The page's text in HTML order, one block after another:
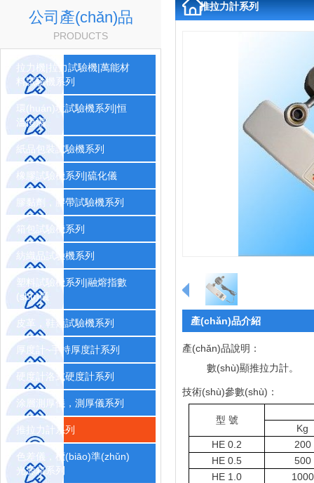
公司產(chǎn)品
PRODUCTS
拉力機|拉力試驗機|萬能材
料試驗機系列
環(huán)境試驗機系列|恒
溫恒濕
紙品包裝試驗機系列
橡膠試驗機系列|硫化儀
膠黏劑，膠帶試驗機系列
箱包試驗機系列
紡織品試驗機系列
塑料試驗機系列|融熔指數
(shù)儀
皮革，鞋類試驗機系列
厚度計~手持厚度計系列
硬度計洛式硬度計系列
涂層測厚儀，測厚儀系列
推拉力計系列
色差儀，標(biāo)準(zhǔn)
光源箱系列
推拉力計系列
產(chǎn)品介紹
產(chǎn)品說明：
數(shù)顯推拉力計。
技術(shù)參數(shù)：
型 號
Kg
HE 0.2
200
HE 0.5
500
HE 1.0
1000